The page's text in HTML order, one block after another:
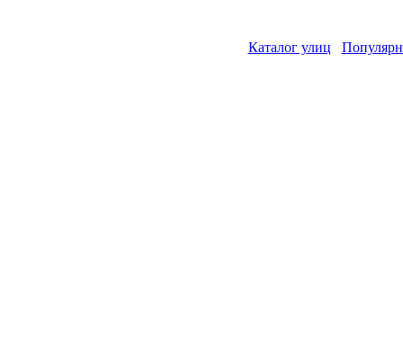
Каталог улиц